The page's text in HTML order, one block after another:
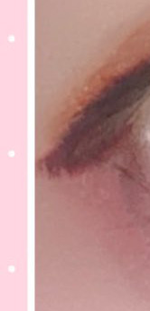
乱
【1ヶ月/乱視用】 トリ
ン、乱視カラコン、格安
視カラコン、遠視用カ
ト、格安乱視用カラコ
【1ヶ月/乱視用】 トリカ
ン、乱視カラコン、格安
視カラコン、遠視用カ
ト、格安乱視用カラコン
【1ヶ月/乱視用】 トリカ
ン、乱視カラコン、格安
視カラコン、遠視用カ
ト、格安乱視用カラコ
【1ヶ月/乱視用】 トリ
ン、乱視カラコン、格安
視カラコン、遠視用カ
ト、格安乱視用カラコン